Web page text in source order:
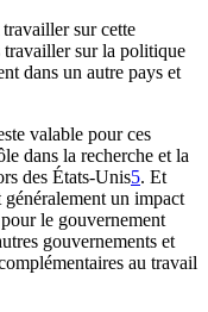
sur cette
travailler sur la politique
dans un autre pays et
valable pour ces
dans la recherche et la
des États-Unis⁠5. Et
un impact
le gouvernement
gouvernements et
au travail